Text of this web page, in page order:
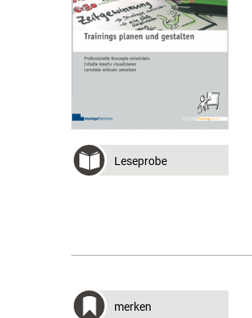
Leseprobe
merken